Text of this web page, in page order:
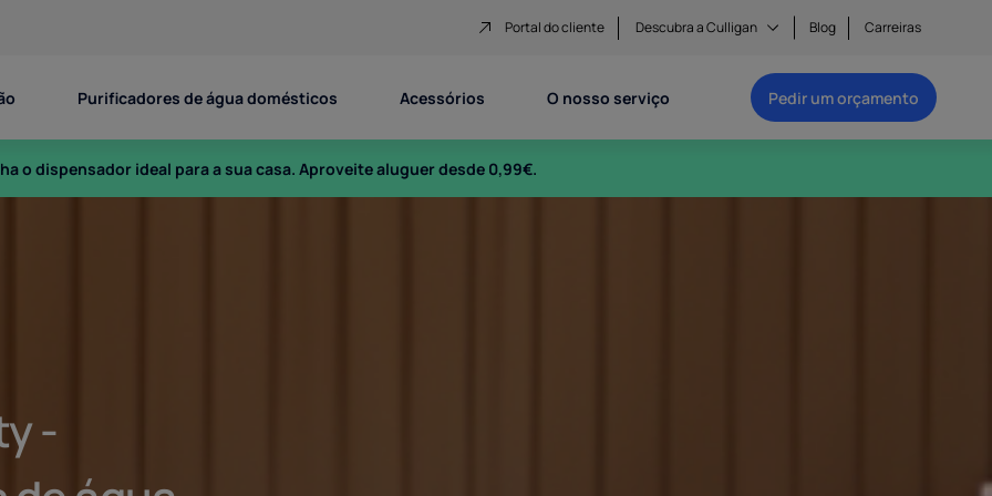
Portal do cliente Descubra a Culligan Blog Carreiras
Purificadores de água domésticos Acessórios O nosso serviço Pedir um orçamento
o dispensador ideal para a sua casa. Aproveite aluguer desde 0,99€.
-